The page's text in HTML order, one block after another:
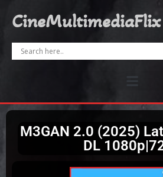
CineMultimediaFlix
M3GAN 2.0 (2025)
DL